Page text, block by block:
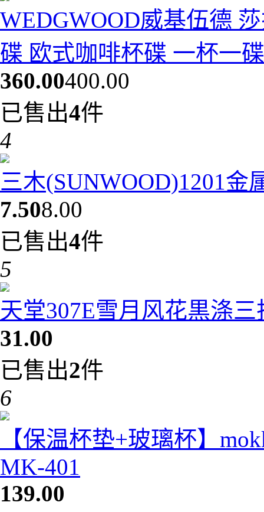
WEDGWOOD威基伍德
碟 欧式咖啡杯碟 一杯一
360.00400.00
已售出4件
4
三木(SUNWOOD)1201金
7.508.00
已售出4件
5
天堂307E雪月风花黒涤
31.00
已售出2件
6
【保温杯垫+玻璃杯】
MK-401
139.00